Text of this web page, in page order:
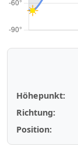
Höhepunkt:
Richtung:
Position: